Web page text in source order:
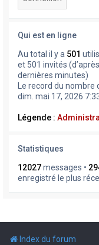
Qui est en ligne
Au total il y a 501
et 501 invités
dernières minutes)
Le record du
dim. mai 17, 2026
Légende :
Statistiques
12027messages •
enregistré le plus
Index du forum